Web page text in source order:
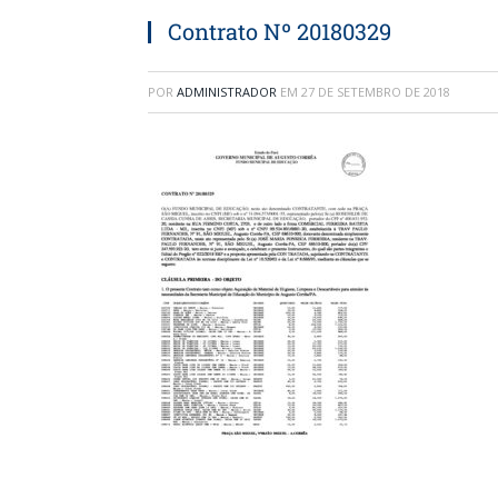
Contrato Nº 20180329
POR ADMINISTRADOR EM 27 DE SETEMBRO DE 2018